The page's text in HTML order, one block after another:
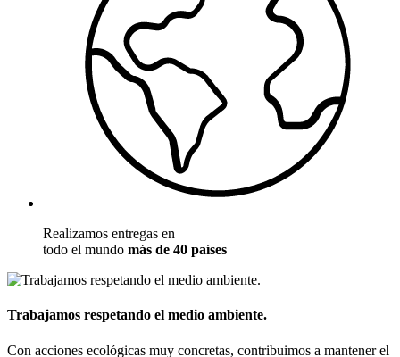
Realizamos entregas en
todo el mundo más de 40 países
Trabajamos respetando el medio ambiente.
Con acciones ecológicas muy concretas, contribuimos a mantener el